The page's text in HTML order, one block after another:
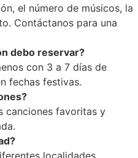
el número de músicos, la
Contáctanos para una
debo reservar?
con 3 a 7 días de
fechas festivas.
canciones favoritas y
localidades.